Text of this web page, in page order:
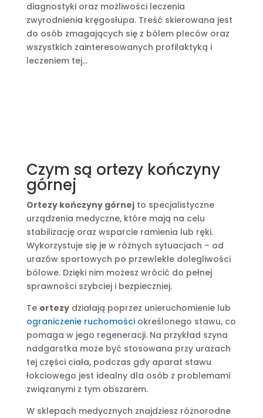
diagnostyki oraz możliwości leczenia
zwyrodnienia kręgosłupa. Treść skierowana jest
do osób zmagających się z bólem pleców oraz
wszystkich zainteresowanych profilaktyką i
leczeniem tej...
Czym są ortezy kończyny
górnej
Ortezy kończyny górnejto specjalistyczne
urządzenia medyczne, które mają na celu
stabilizację oraz wsparcie ramienia lub ręki.
Wykorzystuje się je w różnych sytuacjach – od
urazów sportowych po przewlekłe dolegliwości
bólowe. Dzięki nim możesz wrócić do pełnej
sprawności szybciej i bezpieczniej.
Te ortezydziałają poprzez unieruchomienie lub
ograniczenie ruchomościokreślonego stawu, co
pomaga w jego regeneracji. Na przykład szyna
nadgarstka może być stosowana przy urazach
tej części ciała, podczas gdy aparat stawu
łokciowego jest idealny dla osób z problemami
związanymi z tym obszarem.
W sklepach medycznych znajdziesz różnorodne